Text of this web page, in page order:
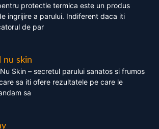
protectie termica este un produs
ingrijire a parului. Indiferent daca iti
de par
nu skin
Skin – secretul parului sanatos si frumos
sa iti ofere rezultatele pe care le
sa